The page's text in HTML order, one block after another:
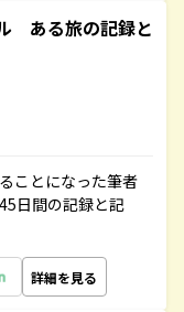
ある旅の記録と
ことになった筆者
日間の記録と記
詳細を見る